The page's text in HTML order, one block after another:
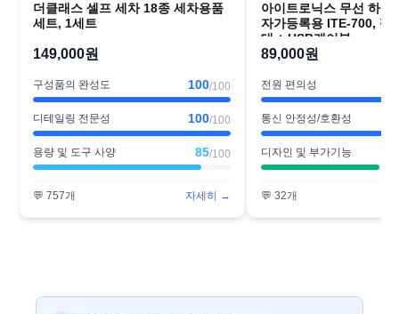
더클래스 셀프 세차 18종 세차용품
세트, 1세트
149,000원
구성품의 완성도 100/100
디테일링 전문성 100/100
용량 및 도구 사양 85/100
💬 757개 자세히 →
아이트로닉스 무선 하이
자가등록용 ITE-700, 펄
대 + USB케이블
89,000원
전원 편의성
통신 안정성/호환성
디자인 및 부가기능
💬 32개